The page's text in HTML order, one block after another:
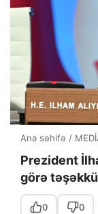
Ana səhifə /
Prezident
görə
0 0